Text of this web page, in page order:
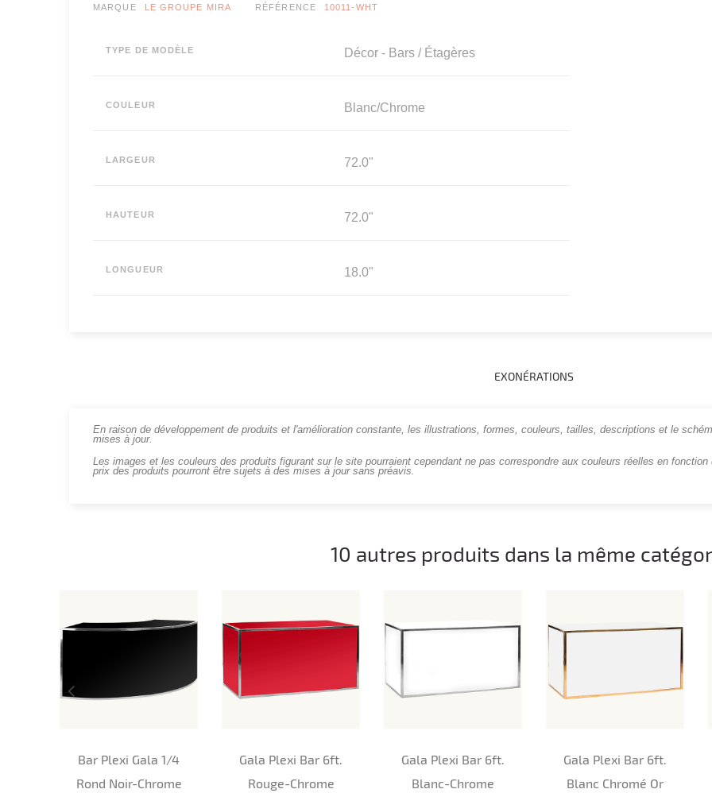
MARQUE LE GROUPE MIRA RÉFÉRENCE 10011-WHT
TYPE DE MODÈLE Décor - Bars / Étagères
COULEUR Blanc/Chrome
LARGEUR 72.0"
HAUTEUR 72.0"
LONGUEUR 18.0"
EXONÉRATIONS
En raison de développement de produits et l'amélioration constante, les illustrations, formes, couleurs, tailles, descriptions et le
mises à jour.
Les images et les couleurs des produits figurant sur le site pourraient cependant ne pas correspondre aux couleurs réelles en
prix des produits pourront être sujets à des mises à jour sans préavis.
10 autres produits dans la même
Bar Plexi Gala 1/4
Rond Noir-Chrome
Gala Plexi Bar 6ft.
Rouge-Chrome
Gala Plexi Bar 6ft.
Blanc-Chrome
Gala Plexi Bar 6ft.
Blanc Chromé Or